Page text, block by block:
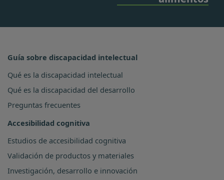
Guía sobre discapacidad intelectual
Qué es la discapacidad intelectual
Qué es la discapacidad del desarrollo
Preguntas frecuentes
Accesibilidad cognitiva
Estudios de accesibilidad cognitiva
Validación de productos y materiales
Investigación, desarrollo e innovación